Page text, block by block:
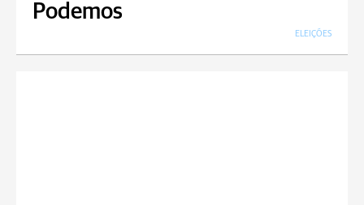
Podemos
ELEIÇÕES